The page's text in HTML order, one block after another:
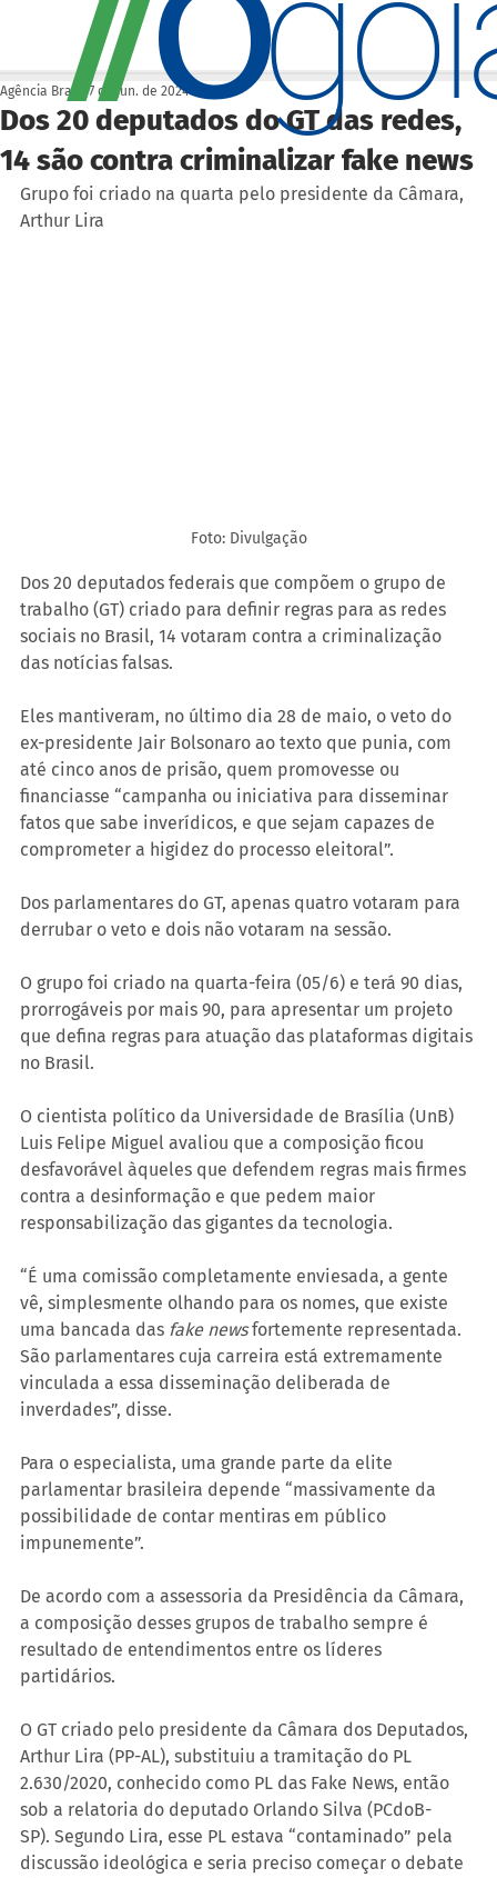
Dos 20 deputados do GT das redes,
14 são contra criminalizar fake news
Agência Brasil 7 de jun. de 2024
Grupo foi criado na quarta pelo presidente da Câmara,
Arthur Lira
Foto: Divulgação
Dos 20 deputados federais que compõem o grupo de
trabalho (GT) criado para definir regras para as redes
sociais no Brasil, 14 votaram contra a criminalização
das notícias falsas.
Eles mantiveram, no último dia 28 de maio, o veto do
ex-presidente Jair Bolsonaro ao texto que punia, com
até cinco anos de prisão, quem promovesse ou
financiasse “campanha ou iniciativa para disseminar
fatos que sabe inverídicos, e que sejam capazes de
comprometer a higidez do processo eleitoral”.
Dos parlamentares do GT, apenas quatro votaram para
derrubar o veto e dois não votaram na sessão.
O grupo foi criado na quarta-feira (05/6) e terá 90 dias,
prorrogáveis por mais 90, para apresentar um projeto
que defina regras para atuação das plataformas digitais
no Brasil.
O cientista político da Universidade de Brasília (UnB)
Luis Felipe Miguel avaliou que a composição ficou
desfavorável àqueles que defendem regras mais firmes
contra a desinformação e que pedem maior
responsabilização das gigantes da tecnologia.
“É uma comissão completamente enviesada, a gente
vê, simplesmente olhando para os nomes, que existe
uma bancada das fake news fortemente representada.
São parlamentares cuja carreira está extremamente
vinculada a essa disseminação deliberada de
inverdades”, disse.
Para o especialista, uma grande parte da elite
parlamentar brasileira depende “massivamente da
possibilidade de contar mentiras em público
impunemente”.
De acordo com a assessoria da Presidência da Câmara,
a composição desses grupos de trabalho sempre é
resultado de entendimentos entre os líderes
partidários.
O GT criado pelo presidente da Câmara dos Deputados,
Arthur Lira (PP-AL), substituiu a tramitação do PL
2.630/2020, conhecido como PL das Fake News, então
sob a relatoria do deputado Orlando Silva (PCdoB-
SP). Segundo Lira, esse PL estava “contaminado” pela
discussão ideológica e seria preciso começar o debate